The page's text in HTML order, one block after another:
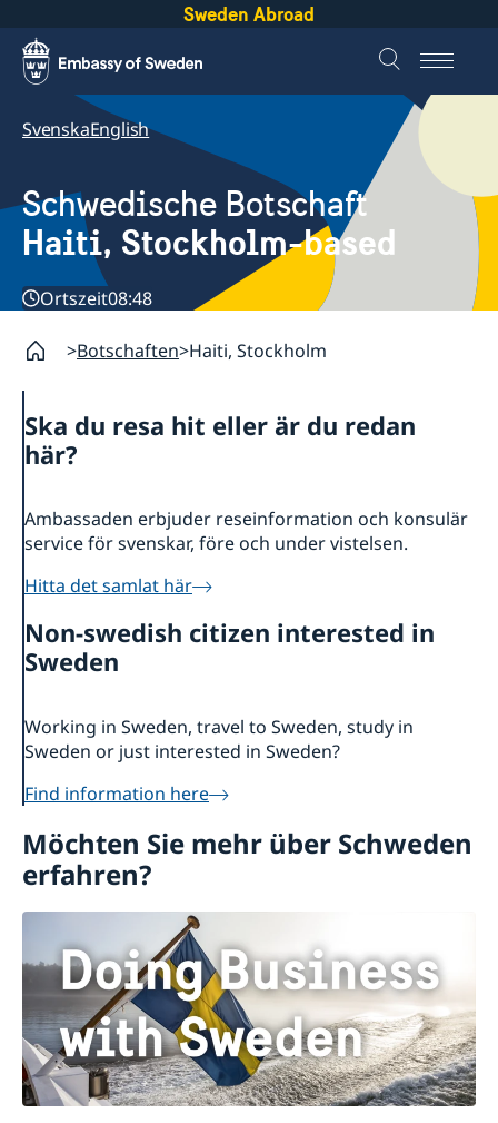
Sweden Abroad
SvenskaEnglish
Schwedische Botschaft
Haiti, Stockholm-based
Ortszeit08:48
Botschaften Haiti, Stockholm
Ska du resa hit eller är du redan
här?
Ambassaden erbjuder reseinformation och konsulär
service för svenskar, före och under vistelsen.
Hitta det samlat här
Non-swedish citizen interested in
Sweden
Working in Sweden, travel to Sweden, study in
Sweden or just interested in Sweden?
Find information here
Möchten Sie mehr über Schweden
erfahren?